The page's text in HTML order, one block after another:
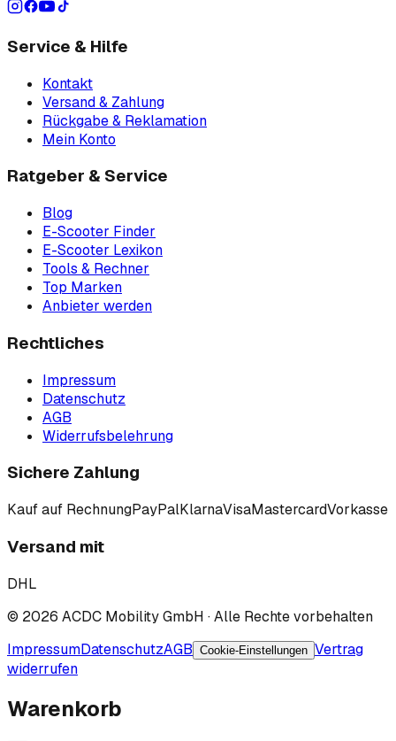
Service & Hilfe
Kontakt
Versand & Zahlung
Rückgabe & Reklamation
Mein Konto
Ratgeber & Service
Blog
E-Scooter Finder
E-Scooter Lexikon
Tools & Rechner
Top Marken
Anbieter werden
Rechtliches
Impressum
Datenschutz
AGB
Widerrufsbelehrung
Sichere Zahlung
Kauf auf RechnungPayPalKlarnaVisaMastercardVorkasse
Versand mit
DHL
© 2026 ACDC Mobility GmbH · Alle Rechte vorbehalten
ImpressumDatenschutzAGB Cookie-Einstellungen Vertrag
widerrufen
Warenkorb